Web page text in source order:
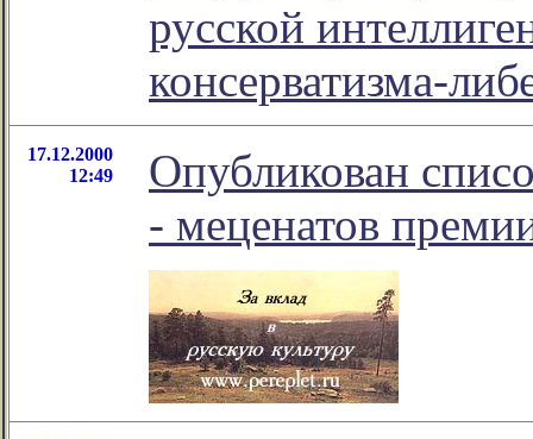
русской
консерватизма-
17.12.2000
12:49
Опубликован
- меценатов